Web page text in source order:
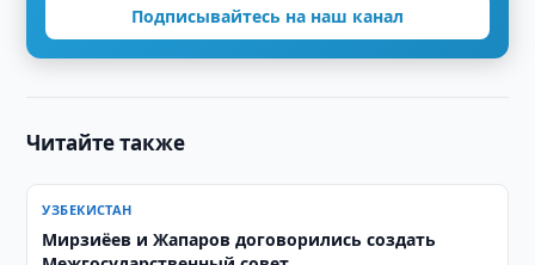
Подписывайтесь на наш канал
Читайте также
УЗБЕКИСТАН
Мирзиёев и Жапаров договорились создать